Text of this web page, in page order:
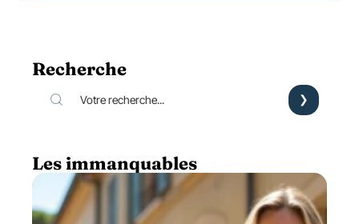
Recherche
Les immanquables